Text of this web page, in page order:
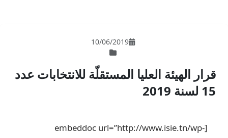
للانتخابات عدد
[embeddoc